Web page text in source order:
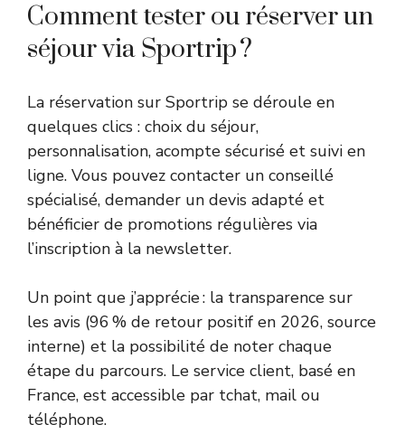
Comment tester ou réserver un
séjour via Sportrip ?
La réservation sur Sportrip se déroule en
quelques clics : choix du séjour,
personnalisation, acompte sécurisé et suivi en
ligne. Vous pouvez contacter un conseillé
spécialisé, demander un devis adapté et
bénéficier de promotions régulières via
l’inscription à la newsletter.
Un point que j’apprécie : la transparence sur
les avis (96 % de retour positif en 2026, source
interne) et la possibilité de noter chaque
étape du parcours. Le service client, basé en
France, est accessible par tchat, mail ou
téléphone.